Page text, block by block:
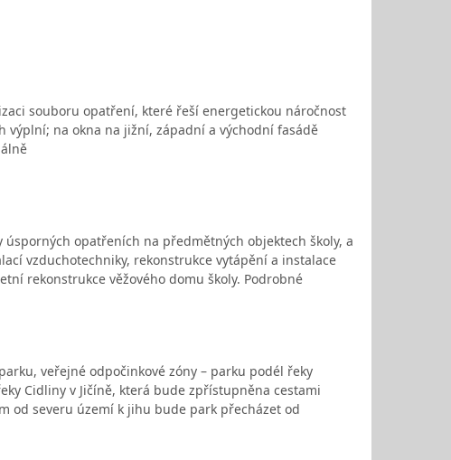
souboru opatření, které řeší energetickou náročnost
výplní; na okna na jižní, západní a východní fasádě
opatřeních na předmětných objektech školy, a
vzduchotechniky, rekonstrukce vytápění a instalace
rekonstrukce věžového domu školy. Podrobné
veřejné odpočinkové zóny – parku podél řeky
Cidliny v Jičíně, která bude zpřístupněna cestami
od severu území k jihu bude park přecházet od